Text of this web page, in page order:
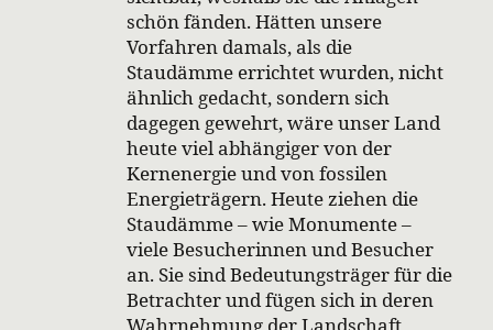
schön fänden. Hätten unsere
Vorfahren damals, als die
Staudämme errichtet wurden, nicht
ähnlich gedacht, sondern sich
dagegen gewehrt, wäre unser Land
heute viel abhängiger von der
Kernenergie und von fossilen
Energieträgern. Heute ziehen die
Staudämme – wie Monumente –
viele Besucherinnen und Besucher
an. Sie sind Bedeutungsträger für die
Betrachter und fügen sich in deren